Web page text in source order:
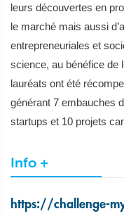
leurs découvertes en
le marché mais aussi
entrepreneuriales et
science, au bénéfice de
lauréats ont été
générant 7 embauches
startups et 10 projets
Info +
https://challenge-